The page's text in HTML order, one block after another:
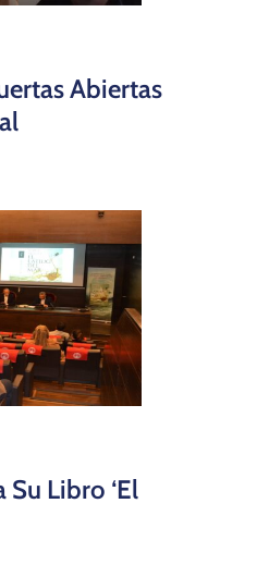
Abiertas
Su Libro ‘El